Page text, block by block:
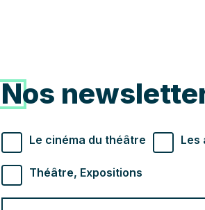
Nos
Types de newsletter souhaités
Le cinéma du théâtre Les
Théâtre, Expositions